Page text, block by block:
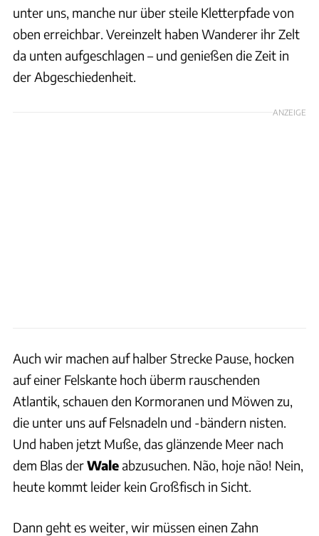
unter uns, manche nur über steile Kletterpfade von
oben erreichbar. Vereinzelt haben Wanderer ihr Zelt
da unten aufgeschlagen – und genießen die Zeit in
der Abgeschiedenheit.
ANZEIGE
Auch wir machen auf halber Strecke Pause, hocken
auf einer Felskante hoch überm rauschenden
Atlantik, schauen den Kormoranen und Möwen zu,
die unter uns auf Felsnadeln und -bändern nisten.
Und haben jetzt Muße, das glänzende Meer nach
dem Blas derWaleabzusuchen. Não, hoje não! Nein,
heute kommt leider kein Großfisch in Sicht.
Dann geht es weiter, wir müssen einen Zahn